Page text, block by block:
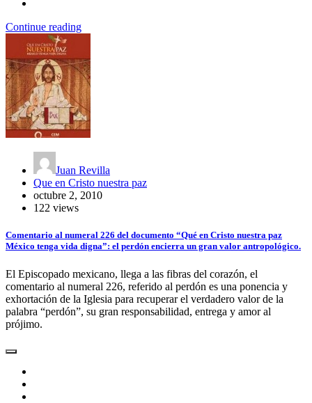
Continue reading
Juan Revilla
Que en Cristo nuestra paz
octubre 2, 2010
122 views
Comentario al numeral 226 del documento “Qué en Cristo nuestra paz
México tenga vida digna”: el perdón encierra un gran valor antropológico.
El Episcopado mexicano, llega a las fibras del corazón, el
comentario al numeral 226, referido al perdón es una ponencia y
exhortación de la Iglesia para recuperar el verdadero valor de la
palabra “perdón”, su gran responsabilidad, entrega y amor al
prójimo.